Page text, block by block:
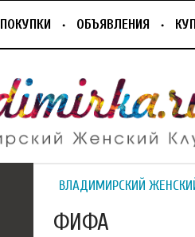
ПОКУПКИ ОБЪЯВЛЕНИЯ
ВЛАДИМИРСКИЙ
ФИФА